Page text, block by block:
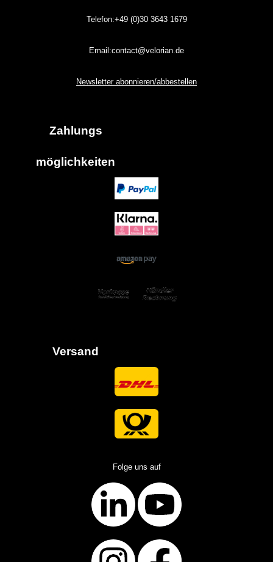
Telefon:+49 (0)3036431679
Email:contact@velorian.de
Newsletter abonnieren/abbestellen
Zahlungs
möglich keiten
Versand
Folge uns auf